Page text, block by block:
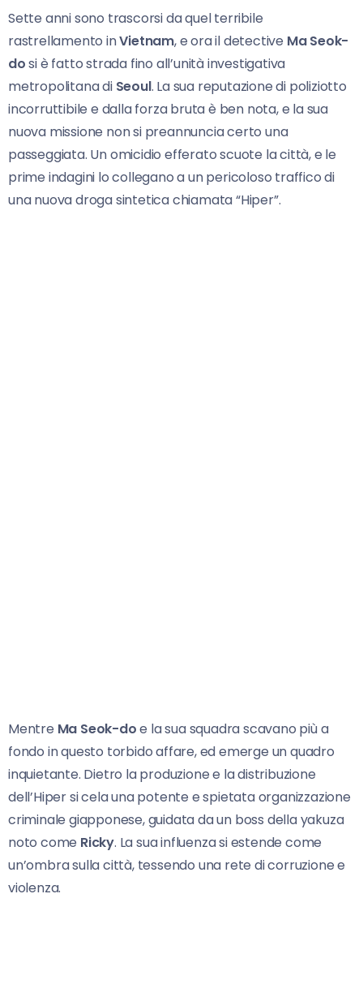
Sette anni sono trascorsi da quel terribile
rastrellamento inVietnam, e ora il detective Ma Seok-
dosi è fatto strada fino all’unità investigativa
metropolitana di Seoul. La sua reputazione di poliziotto
incorruttibile e dalla forza bruta è ben nota, e la sua
nuova missione non si preannuncia certo una
passeggiata. Un omicidio efferato scuote la città, e le
prime indagini lo collegano a un pericoloso traffico di
una nuova droga sintetica chiamata “Hiper”.
Mentre Ma Seok-doe la sua squadra scavano più a
fondo in questo torbido affare, ed emerge un quadro
inquietante. Dietro la produzione e la distribuzione
dell’Hiper si cela una potente e spietata organizzazione
criminale giapponese, guidata da un boss della yakuza
noto come Ricky. La sua influenza si estende come
un’ombra sulla città, tessendo una rete di corruzione e
violenza.